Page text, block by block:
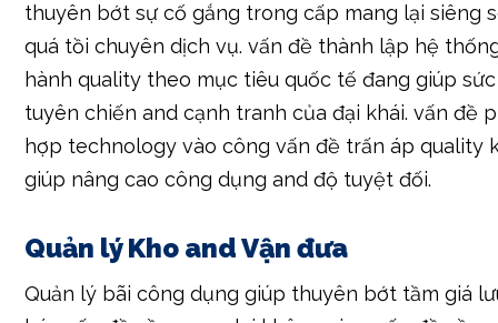
thuyên bớt sự cố gắng trong cấp mang lại siêng
quá tồi chuyên dịch vụ. vấn đề thành lập hệ
hành quality theo mục tiêu quốc tế đang giúp
tuyên chiến and cạnh tranh của đại khái. vấn đề
hợp technology vào công vấn đề trấn áp quality
giúp nâng cao công dụng and độ tuyệt đối.
Quản lý Kho and Vận đưa
Quản lý bãi công dụng giúp thuyên bớt tầm giá